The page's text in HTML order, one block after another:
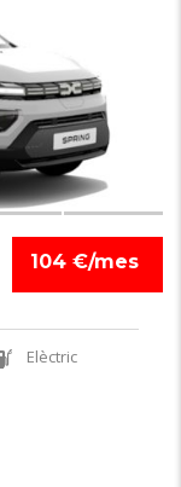
104 €/mes
Elèctric